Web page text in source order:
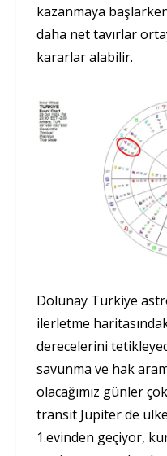
kazanmaya
daha net tavırlar
kararlar alabilir.
Dolunay Türkiye
ilerletme
derecelerini
savunma ve hak
olacağımız günler
transit Jüpiter de
1.evinden geçiyor,